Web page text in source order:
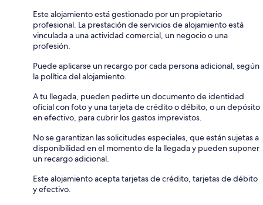
Este alojamiento está gestionado por un propietario
profesional. La prestación de servicios de alojamiento está
vinculada a una actividad comercial, un negocio o una
profesión.
Puede aplicarse un recargo por cada persona adicional, según
la política del alojamiento.
A tu llegada, pueden pedirte un documento de identidad
oficial con foto y una tarjeta de crédito o débito, o un depósito
en efectivo, para cubrir los gastos imprevistos.
No se garantizan las solicitudes especiales, que están sujetas a
disponibilidad en el momento de la llegada y pueden suponer
un recargo adicional.
Este alojamiento acepta tarjetas de crédito, tarjetas de débito
y efectivo.